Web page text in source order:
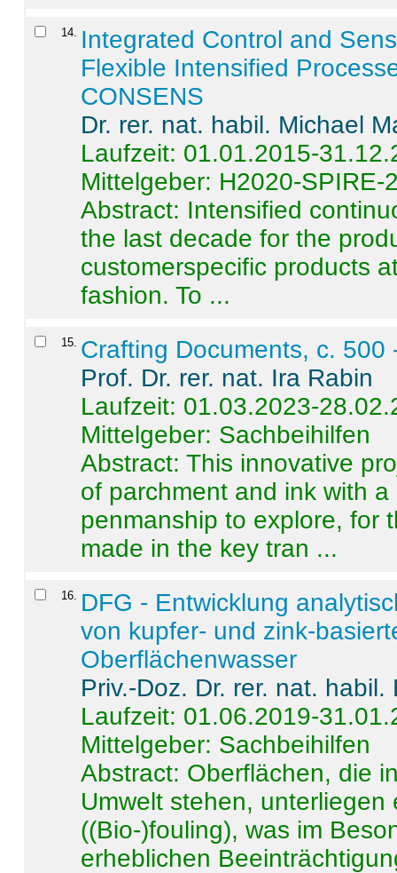
14
Integrated Control and
Flexible Intensified
CONSENS
Dr. rer. nat. habil. Michael
Laufzeit: 01.01.2015-
Mittelgeber: H2020-SPIRE-
Abstract: Intensified
the last decade for the
customerspecific products
fashion. To ...
15 Crafting Documents, c. 500
Prof. Dr. rer. nat. Ira Rabin
Laufzeit: 01.03.2023-
Mittelgeber: Sachbeihilfen
Abstract:This innovative
of parchment and ink with
penmanship to explore, for
made in the key tran ...
16
DFG - Entwicklung
von kupfer- und zink-
Oberflächenwasser
Priv.-Doz. Dr. rer. nat.
Laufzeit: 01.06.2019-
Mittelgeber: Sachbeihilfen
Abstract: Oberflächen, die
Umwelt stehen,
((Bio-)fouling), was im
erheblichen